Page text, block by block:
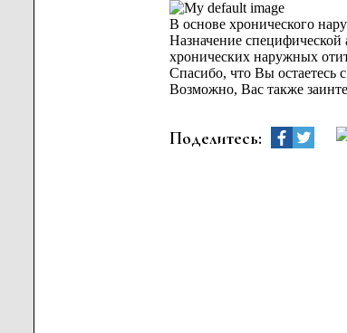
В основе хронического
Назначение специфической
хронических наружных
Спасибо, что Вы остаетесь
Возможно, Вас также
Поделитесь: